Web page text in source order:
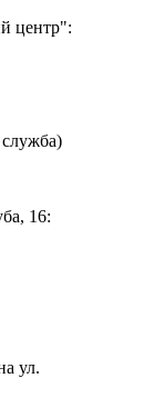
центр":
16:
ул.